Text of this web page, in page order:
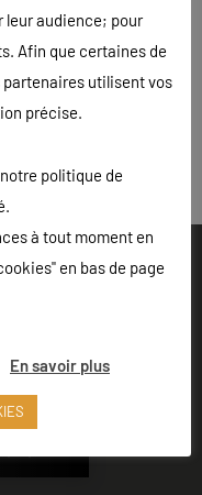
- Rue Louis Lepître,
LANGRES
leur audience; pour
Afin que certaines de
utilisent vos
précise.
politique de
à tout moment en
en bas de page
En savoir plus